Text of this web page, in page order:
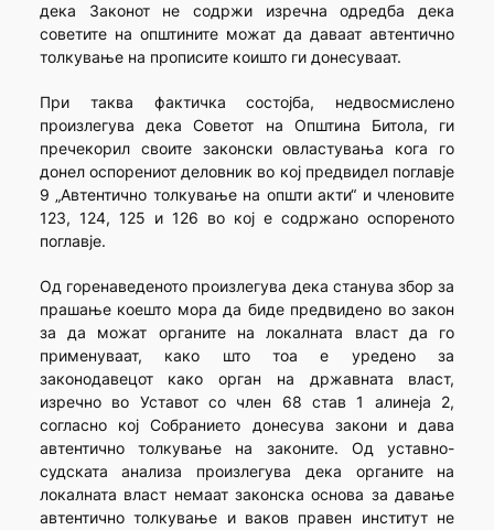
дека Законот не содржи изречна одредба дека
советите на општините можат да даваат автентично
толкување на прописите коишто ги донесуваат.
При таква фактичка состојба, недвосмислено
произлегува дека Советот на Општина Битола, ги
пречекорил своите законски овластувања кога го
донел оспорениот деловник во кој предвидел поглавје
9 „Автентично толкување на општи акти“ и членовите
123, 124, 125 и 126 во кој е содржано оспореното
поглавје.
Од горенаведеното произлегува дека станува збор за
прашање коешто мора да биде предвидено во закон
за да можат органите на локалната власт да го
применуваат, како што тоа е уредено за
законодавецот како орган на државната власт,
изречно во Уставот со член 68 став 1 алинеја 2,
согласно кој Собранието донесува закони и дава
автентично толкување на законите. Од уставно-
судската анализа произлегува дека органите на
локалната власт немаат законска основа за давање
автентично толкување и ваков правен институт не